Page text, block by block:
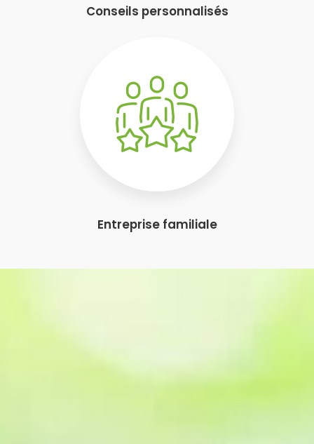
Conseils personnalisés
Entreprise familiale